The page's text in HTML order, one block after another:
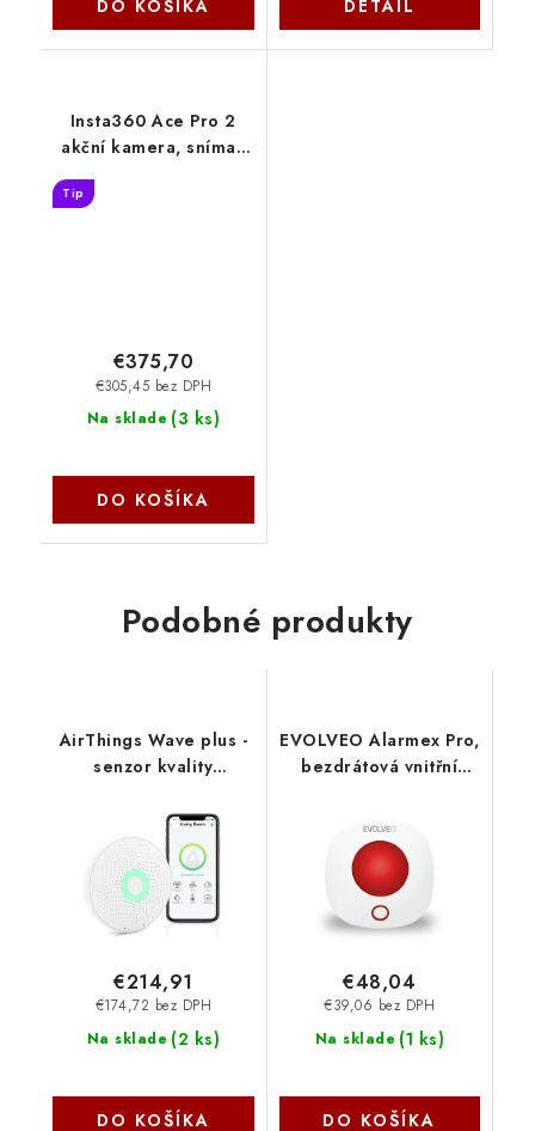
DO KOŠÍKA DETAIL
Insta360 Ace Pro 2
akční kamera, snímač
dotykový 2,5" displej,
Tip
Na sklade (3 ks)
€305,45 bez DPH
€375,70
DO KOŠÍKA
Podobné produkty
AirThings Wave plus -
senzor kvality
vlhkosti, teploty, VOC,
CO2 a tlaku 2910
NoName
Na sklade (2 ks)
€174,72 bez DPH
€214,91
DO KOŠÍKA
EVOLVEO Alarmex Pro,
bezdrátová vnitřní
Evolveo
Na sklade (1 ks)
€39,06 bez DPH
€48,04
DO KOŠÍKA